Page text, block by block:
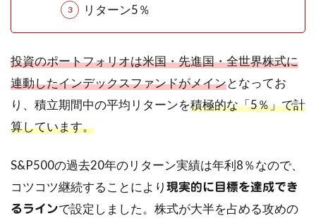
リターン5％
投資のポートフォリオは米国・先進国・全世界株式に
連動したインデックスファンドがメインとなってお
り、積立期間中の平均リターンを積極的な「5％」で計
算しています。
S&P500の過去20年のリターン実績は年利8％なので、
コツコツ継続することにより 現実的に目標を達成でき
るラインで設定しました。株式が大半を占める攻めの